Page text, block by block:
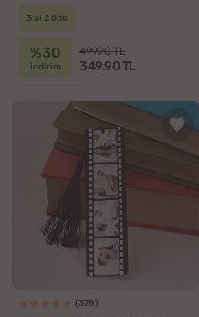
3 al 2 öde
%30
indirim
499.90 TL
349.90 TL
(378)